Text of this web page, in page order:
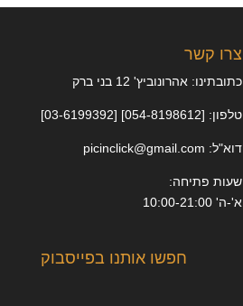
צרו קשר
כתובתינו: אהרונוביץ' 12 בני ברק
טלפון: [054-8198612] [03-6199392]
דוא"ל: picinclick@gmail.com
שעות פתיחה:
א'-ה' 10:00-21:00
חפשו אותנו בפייסבוק